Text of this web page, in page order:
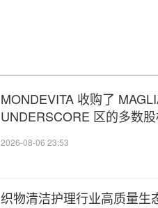
MONDEVITA 收购了
UNDERSCORE 区的多数
2026-08-06 23:53
织物清洁护理行业高质量生